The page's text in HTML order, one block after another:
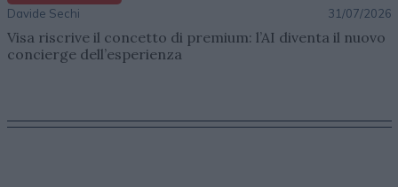
Davide Sechi 31/07/2026
Visa riscrive il concetto di premium: l’AI diventa il nuovo
concierge dell’esperienza